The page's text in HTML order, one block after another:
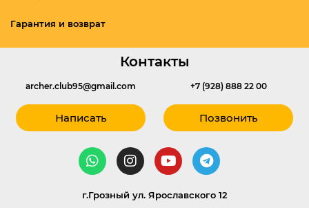
Гарантия и возврат
Контакты
archer.club95@gmail.com
Написать
+7 (928) 888 22 00
Позвонить
г.Грозный ул. Ярославского 12